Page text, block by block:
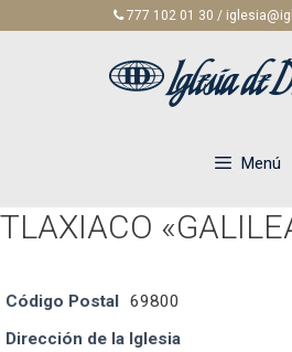
777 102 01 30 /
Menú
TLAXIACO
Código Postal 69800
Dirección de la Iglesia